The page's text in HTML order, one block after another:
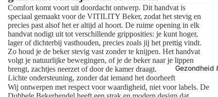
Gezondheid
Comfort komt voort uit doordacht ontwerp. Dit handvat is
speciaal gemaakt voor de VITILITY Beker, zodat het stevig en
precies past alsof het er altijd al hoort. De ruime opening in elk
handvat nodigt uit tot verschillende gripposities: je kunt hoger,
lager of dichterbij vasthouden, precies zoals jij het prettig vindt.
Zo houd je de beker stevig vast zonder te knijpen. Het handvat
volgt je natuurlijke bewegingen, of je de beker naar je lippen
brengt, zachtjes neerzet of door de kamer draagt.
Lichte ondersteuning, zonder dat iemand het doorheeft
Wij ontwerpen met respect voor waardigheid, niet voor labels. De